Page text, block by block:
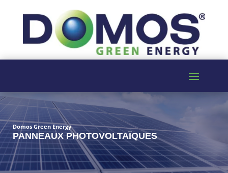
Domos Green Energy
PANNEAUX PHOTOVOLTAÏQUES